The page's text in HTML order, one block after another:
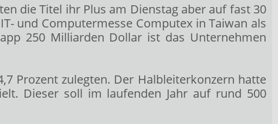
die Titel ihr Plus am Dienstag aber auf fast 30
und Computermesse Computex in Taiwan als
250 Milliarden Dollar ist das Unternehmen
Prozent zulegten. Der Halbleiterkonzern hatte
Dieser soll im laufenden Jahr auf rund 500